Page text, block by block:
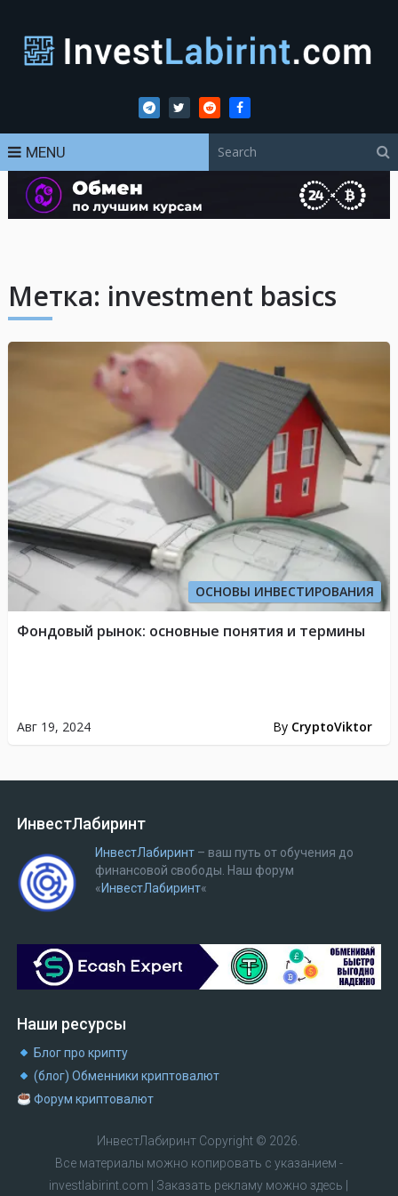
MENU
Метка: investment basics
ОСНОВЫ ИНВЕСТИРОВАНИЯ
Авг 19, 2024 By CryptoViktor
Фондовый рынок: основные понятия и термины
ИнвестЛабиринт
ИнвестЛабиринт– ваш путь от обучения до
финансовой свободы. Наш форум
«ИнвестЛабиринт«
Наши ресурсы
Блог про крипту
(блог) Обменники криптовалют
Форум криптовалют
ИнвестЛабиринт Copyright © 2026.
Все материалы можно копировать с указанием -
investlabirint.com
Заказать рекламу можно здесь